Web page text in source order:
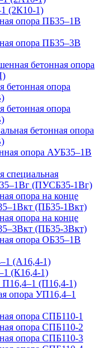
(2К10-1)
опора ПБ35–1В
опора ПБ35–3В
бетонная опора
бетонная опора
бетонная опора
бетонная опора
опора АУБ35–1В
специальная
(ПУСБ35-1Вг)
опора на конце
(ПБ35-1Вкт)
опора на конце
(ПБ35-3Вкт)
опора ОБ35–1В
(А16,4-1)
(К16,4-1)
П16,4–1 (П16,4-1)
опора УП16,4–1
опора СПБ110-1
опора СПБ110-2
опора СПБ110-3